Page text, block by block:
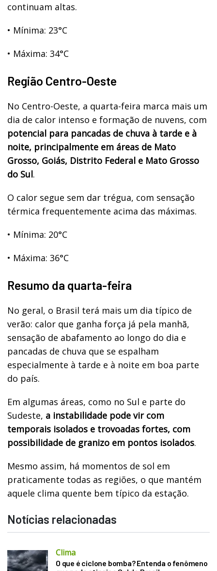
continuam altas.
• Mínima: 23°C
• Máxima: 34°C
Região Centro-Oeste
No Centro-Oeste, a quarta-feira marca mais um
dia de calor intenso e formação de nuvens, com
potencial para pancadas de chuva à tarde e à
noite, principalmente em áreas de Mato
Grosso, Goiás, Distrito Federal e Mato Grosso
do Sul.
O calor segue sem dar trégua, com sensação
térmica frequentemente acima das máximas.
• Mínima: 20°C
• Máxima: 36°C
Resumo da quarta-feira
No geral, o Brasil terá mais um dia típico de
verão: calor que ganha força já pela manhã,
sensação de abafamento ao longo do dia e
pancadas de chuva que se espalham
especialmente à tarde e à noite em boa parte
do país.
Em algumas áreas, como no Sul e parte do
Sudeste, a instabilidade pode vir com
temporais isolados e trovoadas fortes, com
possibilidade de granizo em pontos isolados.
Mesmo assim, há momentos de sol em
praticamente todas as regiões, o que mantém
aquele clima quente bem típico da estação.
Notícias relacionadas
Clima
O que é ciclone bomba? Entenda o fenômeno